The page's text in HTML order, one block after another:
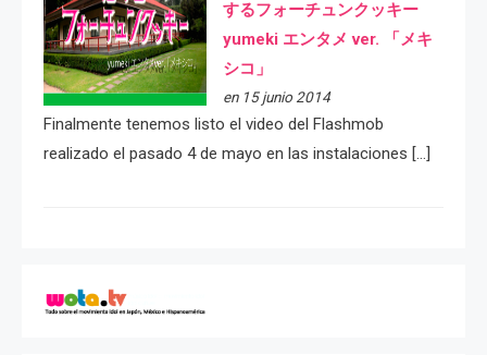
するフォーチュンクッキー
yumeki エンタメ ver. 「メキ
シコ」
en 15 junio 2014
Finalmente tenemos listo el video del Flashmob
realizado el pasado 4 de mayo en las instalaciones […]